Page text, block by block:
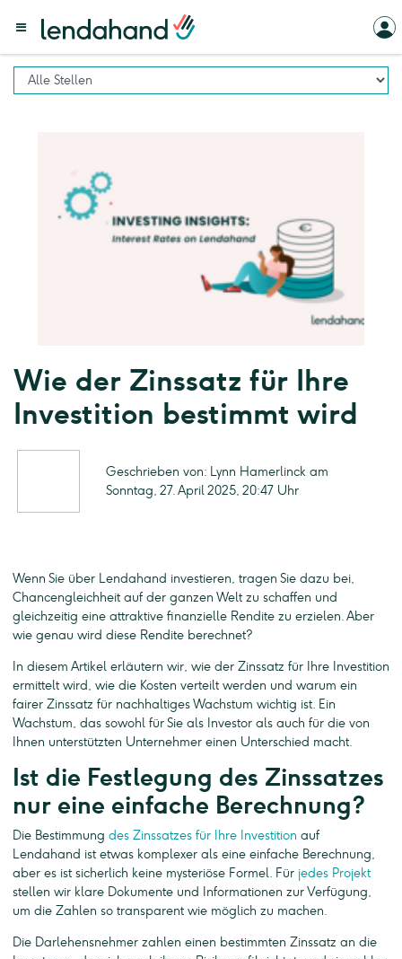
Wie der Zinssatz für Ihre
Investition bestimmt wird
Geschrieben von: Lynn Hamerlinck am
Sonntag, 27. April 2025, 20:47 Uhr
Wenn Sie über Lendahand investieren, tragen Sie dazu bei,
Chancengleichheit auf der ganzen Welt zu schaffen und
gleichzeitig eine attraktive finanzielle Rendite zu erzielen. Aber
wie genau wird diese Rendite berechnet?
In diesem Artikel erläutern wir, wie der Zinssatz für Ihre Investition
ermittelt wird, wie die Kosten verteilt werden und warum ein
fairer Zinssatz für nachhaltiges Wachstum wichtig ist. Ein
Wachstum, das sowohl für Sie als Investor als auch für die von
Ihnen unterstützten Unternehmer einen Unterschied macht.
Ist die Festlegung des Zinssatzes
nur eine einfache Berechnung?
Die Bestimmung des Zinssatzes für Ihre Investition auf
Lendahand ist etwas komplexer als eine einfache Berechnung,
aber es ist sicherlich keine mysteriöse Formel. Für jedes Projekt
stellen wir klare Dokumente und Informationen zur Verfügung,
um die Zahlen so transparent wie möglich zu machen.
Die Darlehensnehmer zahlen einen bestimmten Zinssatz an die